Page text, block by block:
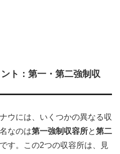
ト：第一・第二強制収
ウには、いくつかの異なる収
なのは第一強制収容所と第二
です。この2つの収容所は、見